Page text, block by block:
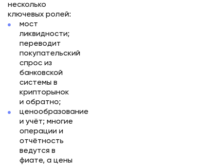
несколько
ключевых ролей:
мост
ликвидности;
переводит
покупательский
спрос из
банковской
системы в
крипторынок
и обратно;
ценообразование
и учёт; многие
операции и
отчётность
ведутся в
фиате, а цены